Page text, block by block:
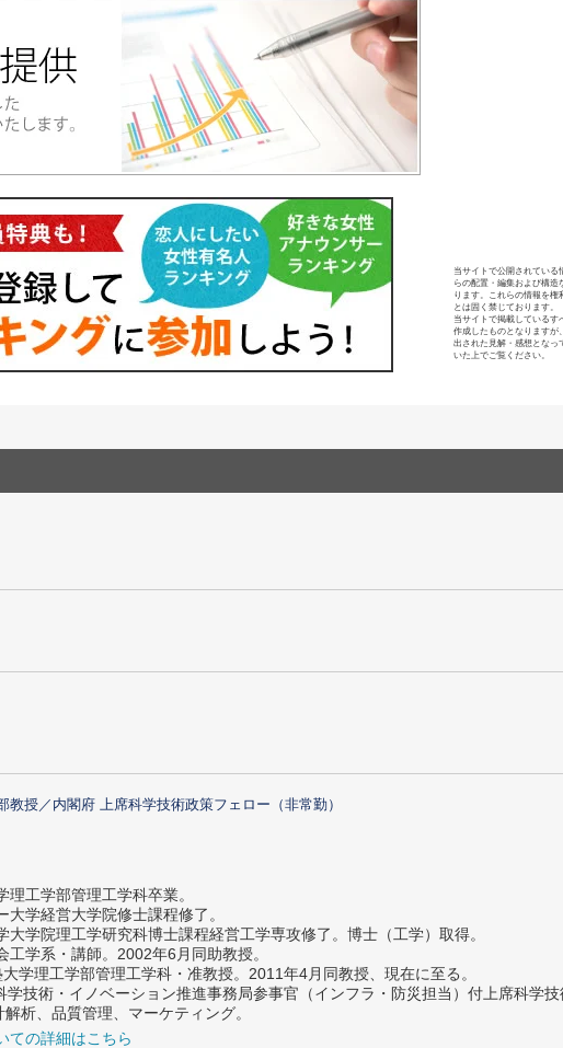
当サイトで公開されている
らの配置・編集および構造
ります。これらの情報を権
とは固く禁じております。
当サイトで掲載しているす
作成したものとなりますが
出された見解・感想となっ
いた上でご覧ください。
教授／内閣府 上席科学技術政策フェロー（非常勤）
工学部管理工学科卒業。
学経営大学院修士課程修了。
大学院理工学研究科博士課程経営工学専攻修了。博士（工学）取得。
工学系・講師。2002年6月同助教授。
学理工学部管理工学科・准教授。2011年4月同教授、現在に至る。
技術・イノベーション推進事務局参事官（インフラ・防災担当）付上席科学技
析、品質管理、マーケティング。
の詳細はこちら